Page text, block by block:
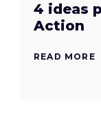
4 ideas
Action
READ MORE